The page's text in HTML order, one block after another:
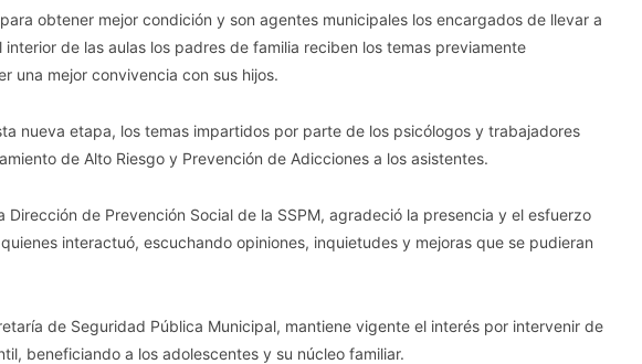
obtener mejor condición y son agentes municipales los encargados de llevar a
de las aulas los padres de familia reciben los temas previamente
una mejor convivencia con sus hijos.
nueva etapa, los temas impartidos por parte de los psicólogos y trabajadores
de Alto Riesgo y Prevención de Adicciones a los asistentes.
Dirección de Prevención Social de la SSPM, agradeció la presencia y el esfuerzo
interactuó, escuchando opiniones, inquietudes y mejoras que se pudieran
de Seguridad Pública Municipal, mantiene vigente el interés por intervenir de
beneficiando a los adolescentes y su núcleo familiar.